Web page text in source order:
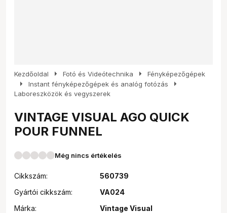
Kezdőoldal arrow_right Fotó és Videótechnika arrow_right Fényképezőgépek
arrow_right Instant fényképezőgépek és analóg fotózás arrow_right
Laboreszközök és vegyszerek
VINTAGE VISUAL AGO QUICK
POUR FUNNEL
Még nincs értékelés
Cikkszám:
560739
Gyártói cikkszám:
VA024
Márka:
Vintage Visual